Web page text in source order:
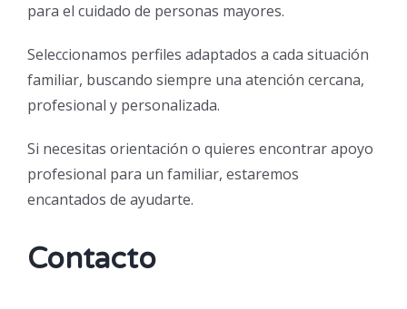
para el cuidado de personas mayores.
Seleccionamos perfiles adaptados a cada situación
familiar, buscando siempre una atención cercana,
profesional y personalizada.
Si necesitas orientación o quieres encontrar apoyo
profesional para un familiar, estaremos
encantados de ayudarte.
Contacto